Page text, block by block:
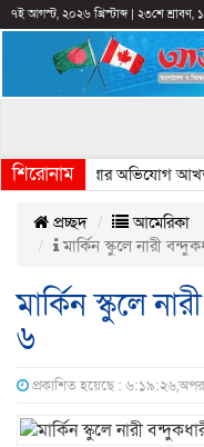
৭ই আগস্ট, ২০২৬ খ্রিস্টাব্দ| ২৩শে শ্রাবণ,
শিরোনাম
ইতিহাস বিকৃত করার অভিযোগ
প্রচ্ছদ
আমেরিকা
মার্কিন স্কুলে নারী
মার্কিন স্কুলে
৬
প্রকাশিত হয়েছে :